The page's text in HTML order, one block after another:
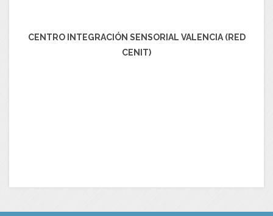
CENTRO INTEGRACIÓN SENSORIAL VALENCIA (RED
CENIT)